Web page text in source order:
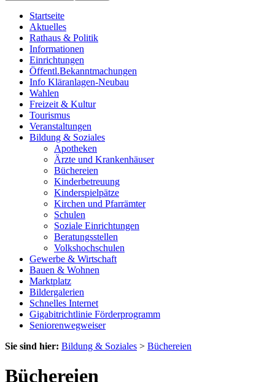
Startseite
Aktuelles
Rathaus & Politik
Informationen
Einrichtungen
Öffentl.Bekanntmachungen
Info Kläranlagen-Neubau
Wahlen
Freizeit & Kultur
Tourismus
Veranstaltungen
Bildung & Soziales
Apotheken
Ärzte und Krankenhäuser
Büchereien
Kinderbetreuung
Kinderspielpätze
Kirchen und Pfarrämter
Schulen
Soziale Einrichtungen
Beratungsstellen
Volkshochschulen
Gewerbe & Wirtschaft
Bauen & Wohnen
Marktplatz
Bildergalerien
Schnelles Internet
Gigabitrichtlinie Förderprogramm
Seniorenwegweiser
Sie sind hier: Bildung & Soziales > Büchereien
Büchereien